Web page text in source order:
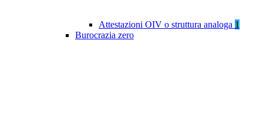
Attestazioni OIV o struttura analoga 1
Burocrazia zero